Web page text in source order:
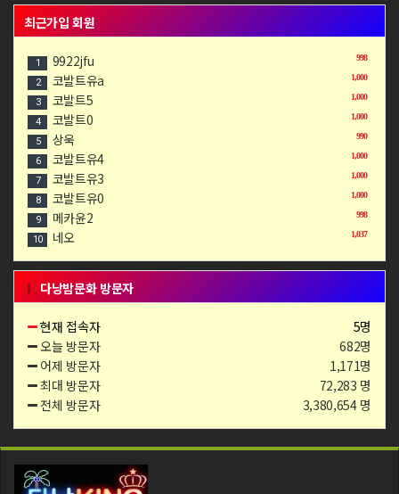
최근가입 회원
998
1 9922jfu
1,000
2 코발트유a
1,000
3 코발트5
1,000
4 코발트0
990
5 상욱
1,000
6 코발트유4
1,000
7 코발트유3
1,000
8 코발트유0
998
9 메카윤2
1,037
10 네오
다낭밤문화 방문자
현재 접속자
5명
오늘 방문자
682명
어제 방문자
1,171명
최대 방문자
72,283 명
전체 방문자
3,380,654 명